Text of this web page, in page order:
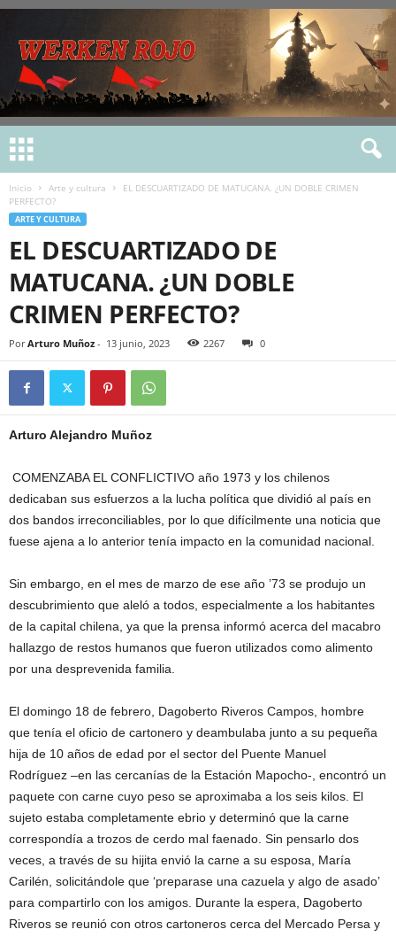
Inicio Arte y cultura
EL DESCUARTIZADO DE MATUCANA. ¿UN DOBLE CRIMEN
PERFECTO?
ARTE Y CULTURA
EL DESCUARTIZADO DE
MATUCANA. ¿UN DOBLE
CRIMEN PERFECTO?
Por Arturo Muñoz - 13 junio, 2023 2267 0
Arturo Alejandro Muñoz
COMENZABA EL CONFLICTIVO año 1973 y los chilenos
dedicaban sus esfuerzos a la lucha política que dividió al país en
dos bandos irreconciliables, por lo que difícilmente una noticia que
fuese ajena a lo anterior tenía impacto en la comunidad nacional.
Sin embargo, en el mes de marzo de ese año ’73 se produjo un
descubrimiento que aleló a todos, especialmente a los habitantes
de la capital chilena, ya que la prensa informó acerca del macabro
hallazgo de restos humanos que fueron utilizados como alimento
por una desprevenida familia.
El domingo 18 de febrero, Dagoberto Riveros Campos, hombre
que tenía el oficio de cartonero y deambulaba junto a su pequeña
hija de 10 años de edad por el sector del Puente Manuel
Rodríguez –en las cercanías de la Estación Mapocho-, encontró un
paquete con carne cuyo peso se aproximaba a los seis kilos. El
sujeto estaba completamente ebrio y determinó que la carne
correspondía a trozos de cerdo mal faenado. Sin pensarlo dos
veces, a través de su hijita envió la carne a su esposa, María
Carilén, solicitándole que ‘preparase una cazuela y algo de asado’
para compartirlo con los amigos. Durante la espera, Dagoberto
Riveros se reunió con otros cartoneros cerca del Mercado Persa y